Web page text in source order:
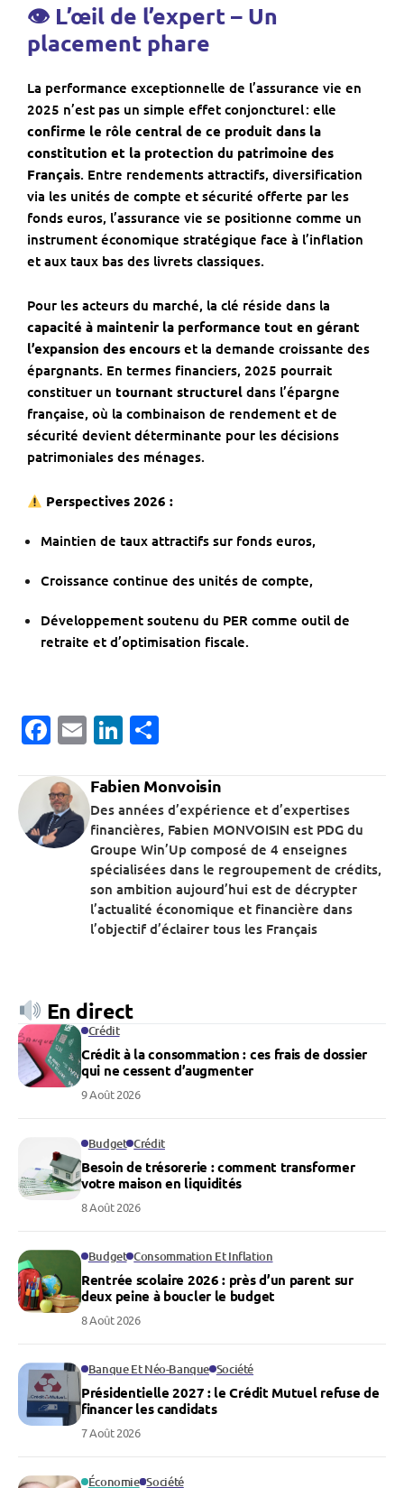
👁 L’œil de l’expert – Un
placement phare
La performance exceptionnelle de l’assurance vie en
2025 n’est pas un simple effet conjoncturel : elle
confirme le rôle central de ce produit dans la
constitution et la protection du patrimoine des
Français. Entre rendements attractifs, diversification
via les unités de compte et sécurité offerte par les
fonds euros, l’assurance vie se positionne comme un
instrument économique stratégique face à l’inflation
et aux taux bas des livrets classiques.
Pour les acteurs du marché, la clé réside dans la
capacité à maintenir la performance tout en gérant
l’expansion des encours et la demande croissante des
épargnants. En termes financiers, 2025 pourrait
constituer un tournant structurel dans l’épargne
française, où la combinaison de rendement et de
sécurité devient déterminante pour les décisions
patrimoniales des ménages.
Perspectives 2026 :
Maintien de taux attractifs sur fonds euros,
Croissance continue des unités de compte,
Développement soutenu du PER comme outil de
retraite et d’optimisation fiscale.
Facebook
EmailLinkedIn
Fabien Monvoisin
Des années d’expérience et d’expertises
financières, Fabien MONVOISIN est PDG du
Groupe Win’Up composé de 4 enseignes
spécialisées dans le regroupement de crédits,
son ambition aujourd’hui est de décrypter
l’actualité économique et financière dans
l’objectif d’éclairer tous les Français
En direct
Crédit
Crédit à la consommation : ces frais de dossier
qui ne cessent d’augmenter
9 Août 2026
Budget Crédit
Besoin de trésorerie : comment transformer
votre maison en liquidités
8 Août 2026
Budget Consommation Et Inflation
Rentrée scolaire 2026 : près d’un parent sur
deux peine à boucler le budget
8 Août 2026
Banque Et Néo-Banque Société
Présidentielle 2027 : le Crédit Mutuel refuse de
financer les candidats
7 Août 2026
Économie Société